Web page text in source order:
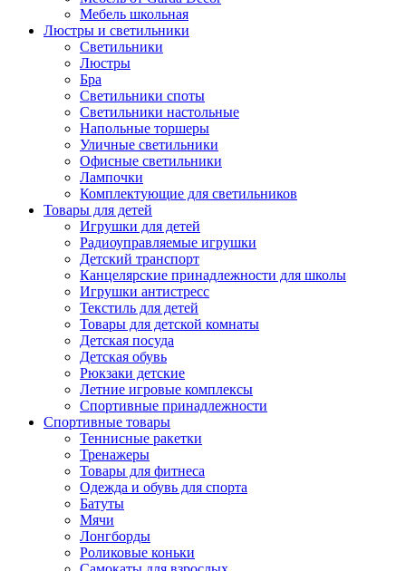
Мебель школьная
Люстры и светильники
Светильники
Люстры
Бра
Светильники споты
Светильники настольные
Напольные торшеры
Уличные светильники
Офисные светильники
Лампочки
Комплектующие для светильников
Товары для детей
Игрушки для детей
Радиоуправляемые игрушки
Детский транспорт
Канцелярские принадлежности для школы
Игрушки антистресс
Текстиль для детей
Товары для детской комнаты
Детская посуда
Детская обувь
Рюкзаки детские
Летние игровые комплексы
Спортивные принадлежности
Спортивные товары
Теннисные ракетки
Тренажеры
Товары для фитнеса
Одежда и обувь для спорта
Батуты
Мячи
Лонгборды
Роликовые коньки